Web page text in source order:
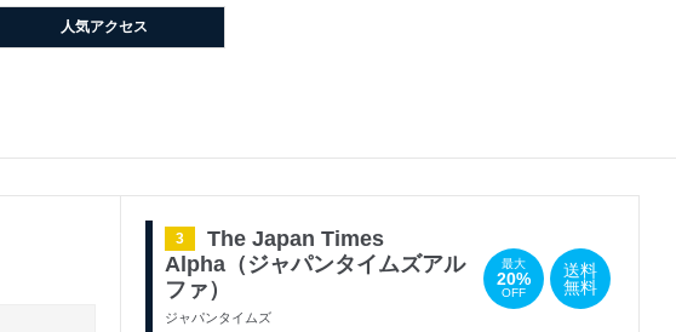
人気アクセス
3
The Japan Times
Alpha（ジャパンタイムズアル
ファ）
ジャパンタイムズ
最大
20%
OFF
送料
無料